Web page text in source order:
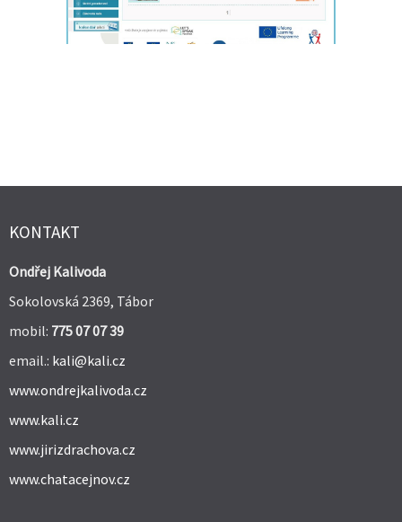
KONTAKT
Ondřej Kalivoda
Sokolovská 2369, Tábor
mobil: 775 07 07 39
email.: kali@kali.cz
www.ondrejkalivoda.cz
www.kali.cz
www.jirizdrachova.cz
www.chatacejnov.cz